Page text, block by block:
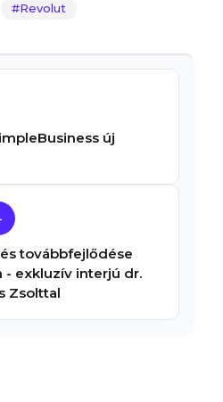
Revolut
új
továbbfejlődése
- exkluzív interjú dr.
Zsolttal